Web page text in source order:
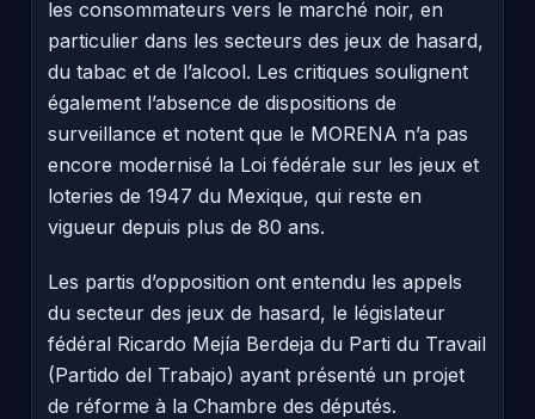
les consommateurs vers le marché noir, en
particulier dans les secteurs des jeux de hasard,
du tabac et de l’alcool. Les critiques soulignent
également l’absence de dispositions de
surveillance et notent que le MORENA n’a pas
encore modernisé la Loi fédérale sur les jeux et
loteries de 1947 du Mexique, qui reste en
vigueur depuis plus de 80 ans.
Les partis d’opposition ont entendu les appels
du secteur des jeux de hasard, le législateur
fédéral Ricardo Mejía Berdeja du Parti du Travail
(Partido del Trabajo) ayant présenté un projet
de réforme à la Chambre des députés.